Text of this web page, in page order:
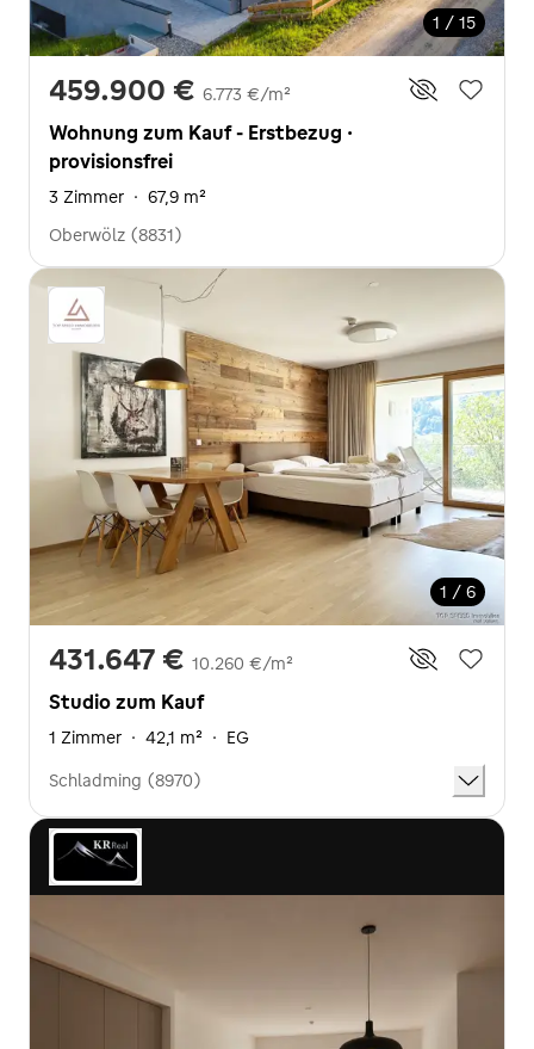
1 / 15
459.900 € 6.773 €/m²
Wohnung zum Kauf - Erstbezug ·
provisionsfrei
3 Zimmer · 67,9 m²
Oberwölz (8831)
1 / 6
431.647 € 10.260 €/m²
Studio zum Kauf
1 Zimmer · 42,1 m² · EG
Schladming (8970)